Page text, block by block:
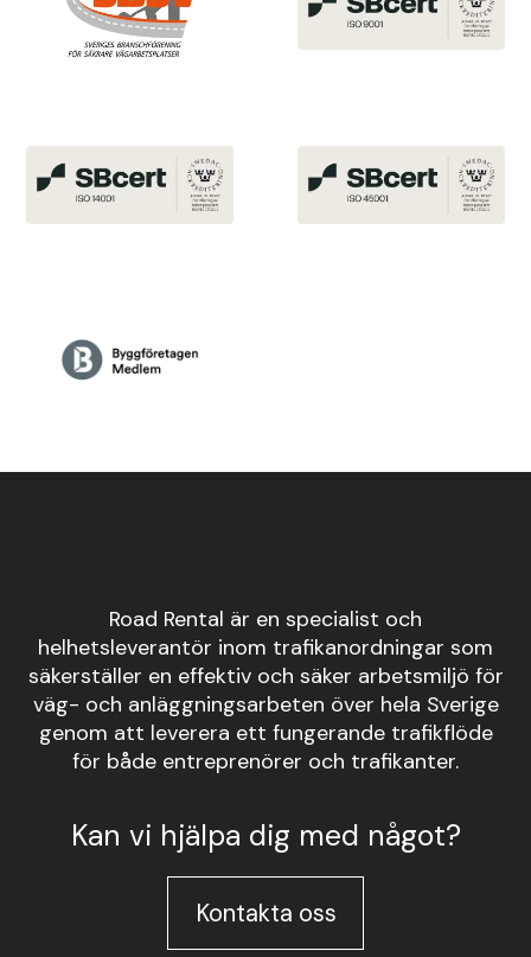
Road Rental är en specialist och
helhetsleverantör inom trafikanordningar som
säkerställer en effektiv och säker arbetsmiljö för
väg- och anläggningsarbeten över hela Sverige
genom att leverera ett fungerande trafikflöde
för både entreprenörer och trafikanter.
Kan vi hjälpa dig med något?
Kontakta oss